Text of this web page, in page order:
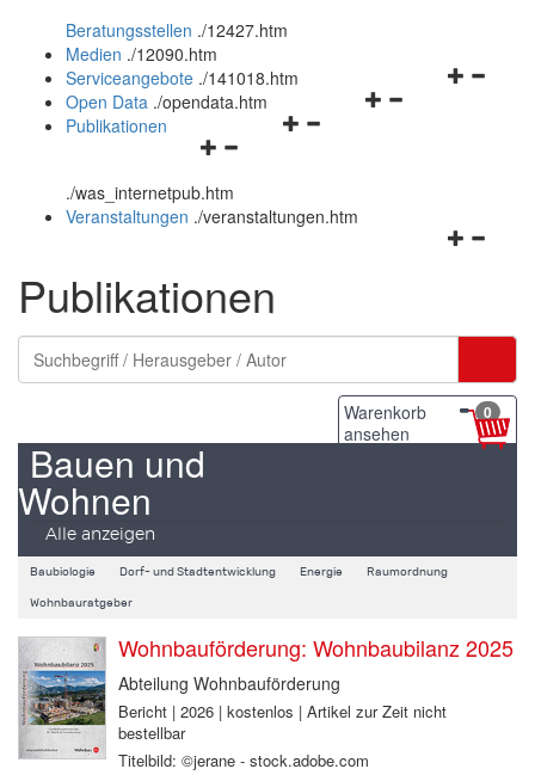
und
schließen
Beratungsstellen ./12427.htm
Medien ./12090.htm
Navigationsmenü
Serviceangebote ./141018.htm
Navigationsmenü
Open Data ./opendata.htm
Navigationsmenü
und
schließen
Publikationen
./was_internetpub.htm
Veranstaltungen ./veranstaltungen.htm
Publikationen
Warenkorb
ansehen
0
Bauen und
Wohnen
Alle anzeigen
Baubiologie Dorf- und Stadtentwicklung Energie Raumordnung
Wohnbauratgeber
Wohnbauförderung: Wohnbaubilanz 2025
Abteilung Wohnbauförderung
Bericht | 2026 | kostenlos | Artikel zur Zeit nicht
bestellbar
Titelbild: ©jerane - stock.adobe.com